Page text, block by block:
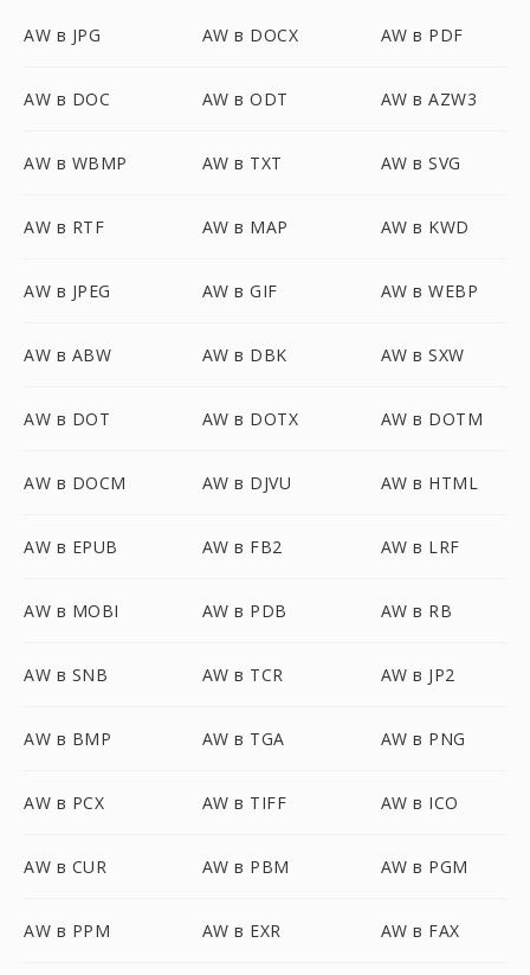
AW в JPG AW в DOCX AW в PDF
AW в DOC AW в ODT AW в AZW3
AW в WBMP AW в TXT AW в SVG
AW в RTF AW в MAP AW в KWD
AW в JPEG AW в GIF AW в WEBP
AW в ABW AW в DBK AW в SXW
AW в DOT AW в DOTX AW в DOTM
AW в DOCM AW в DJVU AW в HTML
AW в EPUB AW в FB2 AW в LRF
AW в MOBI AW в PDB AW в RB
AW в SNB AW в TCR AW в JP2
AW в BMP AW в TGA AW в PNG
AW в PCX AW в TIFF AW в ICO
AW в CUR AW в PBM AW в PGM
AW в PPM AW в EXR AW в FAX